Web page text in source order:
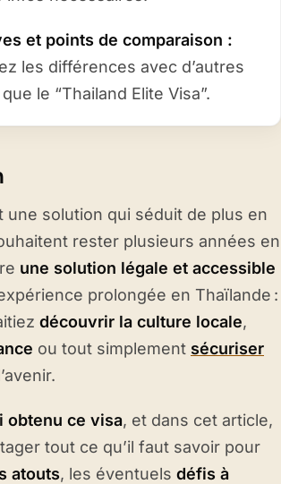
et points de comparaison :
les différences avec d’autres
le “Thailand Elite Visa”.
une solution qui séduit de plus en
rester plusieurs années en
une solution légale et accessible
prolongée en Thaïlande :
découvrir la culture locale,
ou tout simplement sécuriser
obtenu ce visa, et dans cet article,
tout ce qu’il faut savoir pour
atouts, les éventuels défis à